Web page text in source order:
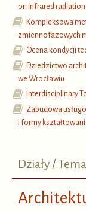
on infrared
Kompleksowa
zmiennofazowych
Ocena kondycji
Dziedzictwo
we Wrocławiu
Interdisciplinary
Zabudowa
i formy
Działy /